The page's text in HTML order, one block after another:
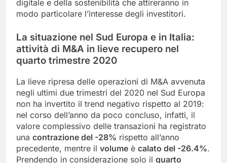
digitale e della sostenibilità che attireranno in
modo particolare l’interesse degli investitori.
La situazione nel Sud Europa e in Italia:
attività di M&A in lieve recupero nel
quarto trimestre 2020
La lieve ripresa delle operazioni di M&A avvenuta
negli ultimi due trimestri del 2020 nel Sud Europa
non ha invertito il trend negativo rispetto al 2019:
nel corso dell’anno da poco concluso, infatti, il
valore complessivo delle transazioni ha registrato
una contrazione del -28% rispetto all’anno
precedente, mentre il volume è calato del -26.4%.
Prendendo in considerazione solo il quarto